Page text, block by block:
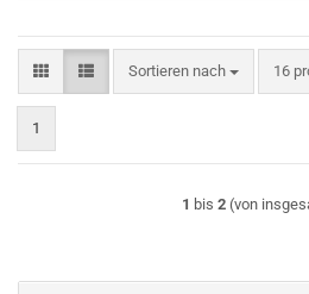
Sortieren nach
Sortieren nach 16
pro
1
1 bis 2 (von